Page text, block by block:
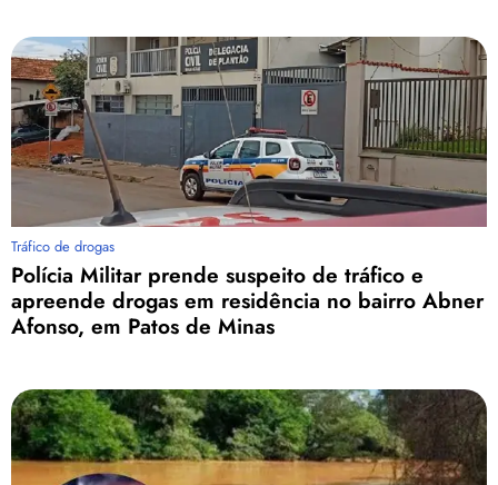
Tráfico de drogas
Polícia Militar prende suspeito de tráfico e
apreende drogas em residência no bairro Abner
Afonso, em Patos de Minas